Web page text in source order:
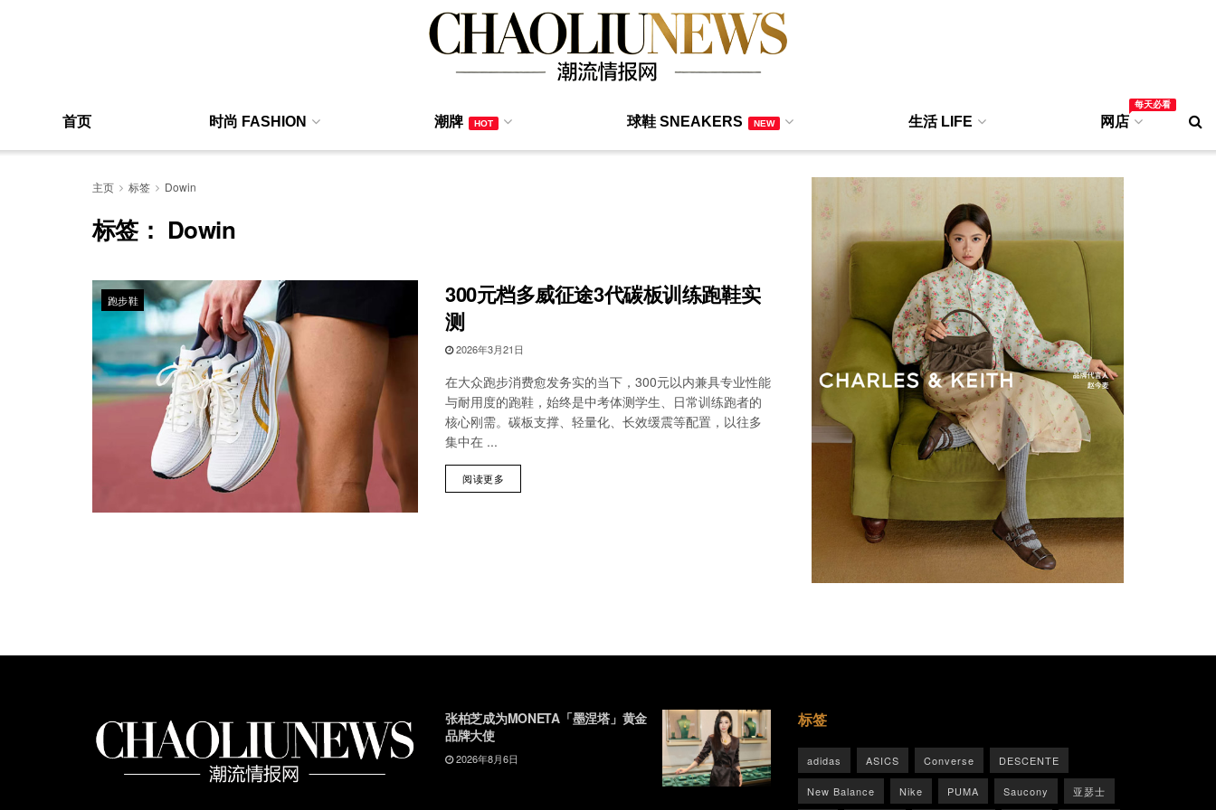
首页 时尚 FASHION 潮牌 HOT 球鞋 SNEAKERS NEW 生活 LIFE 网店
每天必看
主页 标签 Dowin
标签： Dowin
跑步鞋
300元档多威征途3代碳板训练跑鞋实
测
2026年3月21日
在大众跑步消费愈发务实的当下，300元以内兼具专业性能
与耐用度的跑鞋，始终是中考体测学生、日常训练跑者的
核心刚需。碳板支撑、轻量化、长效缓震等配置，以往多
集中在 ...
阅读更多
张柏芝成为MONETA「墨涅塔」黄金
品牌大使
2026年8月6日
标签
adidas ASICS Converse DESCENTE
New Balance Nike PUMA Saucony 亚瑟士